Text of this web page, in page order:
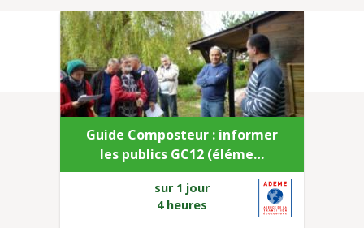
Guide Composteur : informer
les publics GC12 (éléme…
sur 1 jour
4 heures